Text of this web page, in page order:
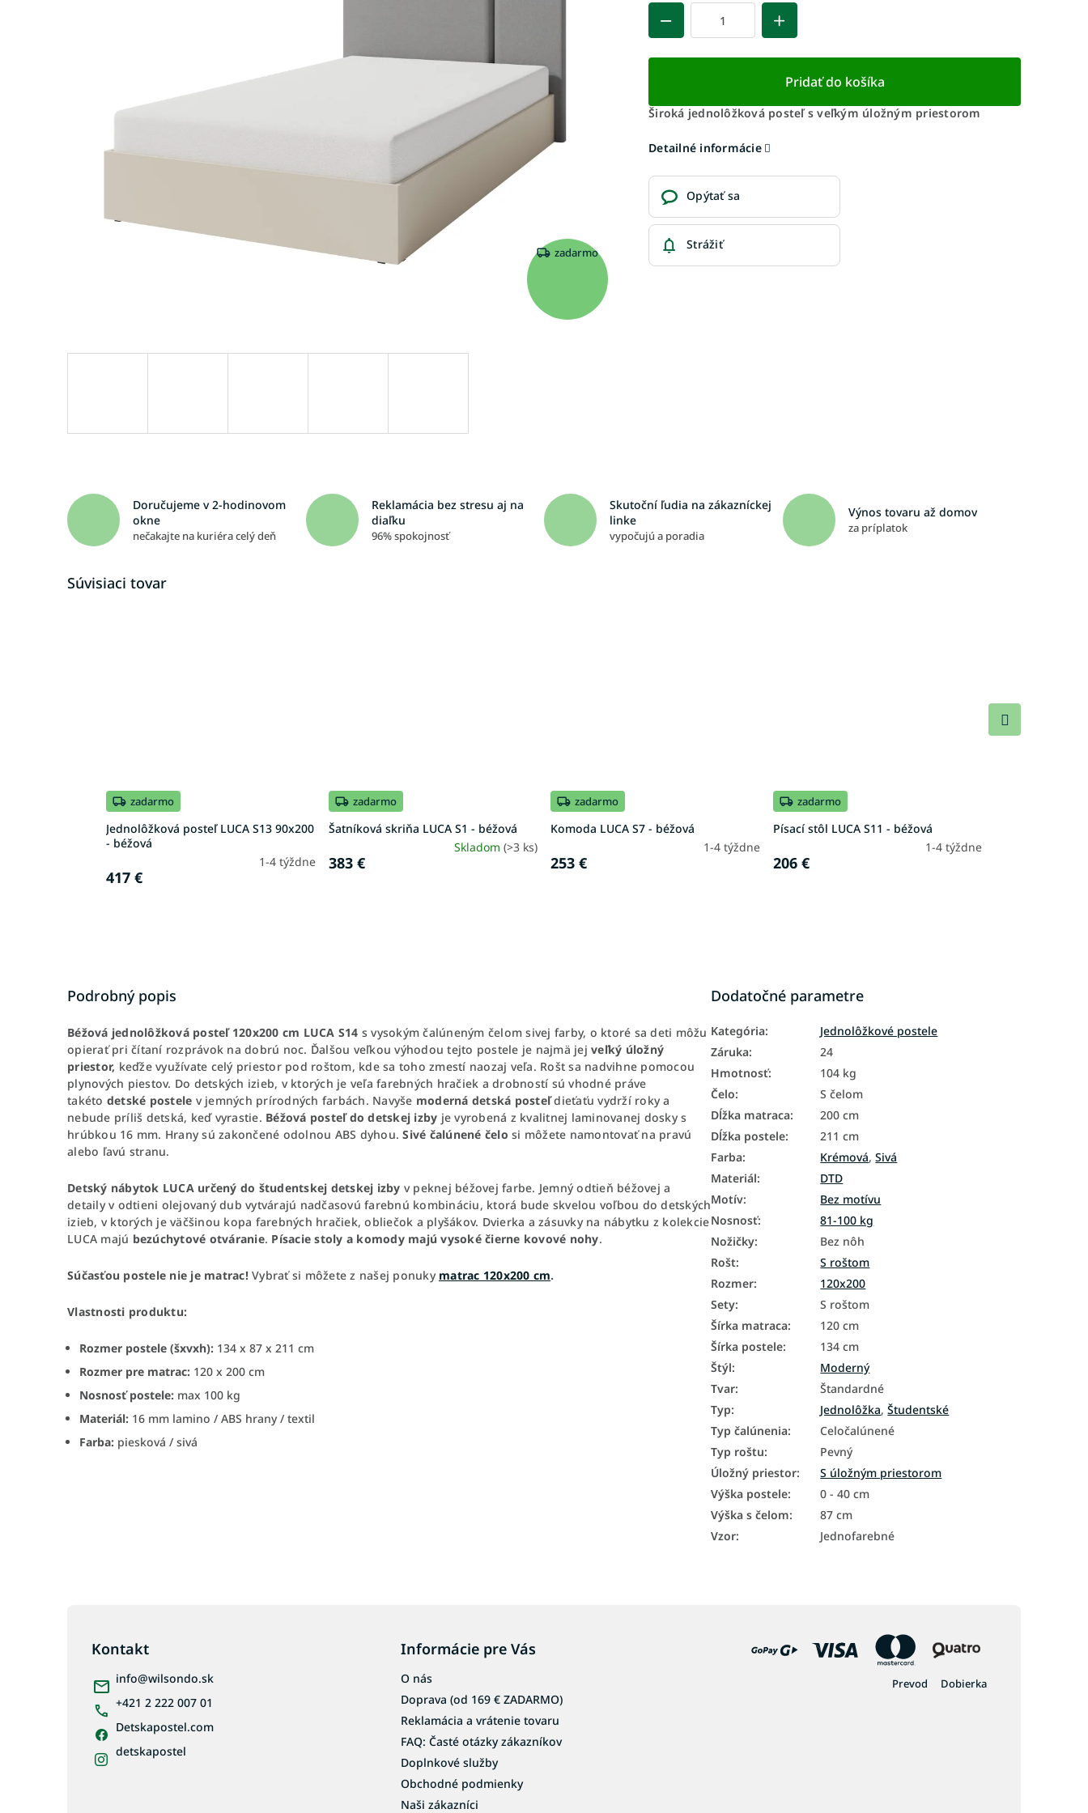
zadarmo
Pridať do košíka
Široká jednolôžková posteľ s veľkým úložným priestorom
Detailné informácie
Opýtať sa
Strážiť
Doručujeme v 2-hodinovom
okne
nečakajte na kuriéra celý deň
Reklamácia bez stresu aj na
diaľku
96% spokojnosť
Skutoční ľudia na zákazníckej
linke
vypočujú a poradia
Výnos tovaru až domov
za príplatok
Súvisiaci tovar
zadarmo
Jednolôžková posteľ LUCA S13 90x200
- béžová
1-4 týždne
417 €
zadarmo
Šatníková skriňa LUCA S1 - béžová
Skladom (>3 ks)
383 €
zadarmo
Komoda LUCA S7 - béžová
1-4 týždne
253 €
zadarmo
Písací stôl LUCA S11 - béžová
1-4 týždne
206 €
Ďalší
Podrobný popis
Béžová jednolôžková posteľ 120x200 cm LUCA S14 s vysokým čalúneným čelom sivej farby, o ktoré sa deti môžu
opierať pri čítaní rozprávok na dobrú noc. Ďalšou veľkou výhodou tejto postele je najmä jej veľký úložný
priestor, keďže využívate celý priestor pod roštom, kde sa toho zmestí naozaj veľa. Rošt sa nadvihne pomocou
plynových piestov. Do detských izieb, v ktorých je veľa farebných hračiek a drobností sú vhodné práve
takéto detské postele v jemných prírodných farbách. Navyše moderná detská posteľdieťaťu vydrží roky a
nebude príliš detská, keď vyrastie. Béžová posteľ do detskej izby je vyrobená z kvalitnej laminovanej dosky s
hrúbkou 16 mm. Hrany sú zakončené odolnou ABS dyhou.Sivé čalúnené čelo si môžete namontovať na pravú
alebo ľavú stranu.
Detský nábytok LUCA určený do študentskej detskej izby v peknej béžovej farbe. Jemný odtieň béžovej a
detaily v odtieni olejovaný dub vytvárajú nadčasovú farebnú kombináciu, ktorá bude skvelou voľbou do detských
izieb, v ktorých je väčšinou kopa farebných hračiek, obliečok a plyšákov. Dvierka a zásuvky na nábytku z kolekcie
LUCA majú bezúchytové otváranie. Písacie stoly a komody majú vysoké čierne kovové nohy.
Súčasťou postele nie je matrac! Vybrať si môžete z našej ponuky matrac 120x200 cm.
Vlastnosti produktu:
Rozmer postele (šxvxh): 134 x 87 x 211 cm
Rozmer pre matrac: 120 x 200 cm
Nosnosť postele: max 100 kg
Materiál: 16 mm lamino / ABS hrany / textil
Farba: piesková / sivá
Dodatočné parametre
Kategória:
Jednolôžkové postele
Záruka:
24
Hmotnosť:
104 kg
Čelo:
S čelom
Dĺžka matraca:
200 cm
Dĺžka postele:
211 cm
Farba: Krémová,Sivá
Materiál:
DTD
Motív:
Bez motívu
Nosnosť:
81-100 kg
Nožičky:
Bez nôh
Rošt:
S roštom
Rozmer:
120x200
Sety:
S roštom
Šírka matraca:
120 cm
Šírka postele:
134 cm
Štýl:
Moderný
Tvar:
Štandardné
Typ: Jednolôžka,Študentské
Typ čalúnenia:
Celočalúnené
Typ roštu:
Pevný
Úložný priestor:
S úložným priestorom
Výška postele:
0 - 40 cm
Výška s čelom:
87 cm
Vzor: Jednofarebné
Kontakt
info@wilsondo.sk
+421 2 222 007 01
Detskapostel.com
detskapostel
Informácie pre Vás
O nás
Doprava (od 169 € ZADARMO)
Reklamácia a vrátenie tovaru
FAQ: Časté otázky zákazníkov
Doplnkové služby
Obchodné podmienky
Naši zákazníci
Prevod Dobierka